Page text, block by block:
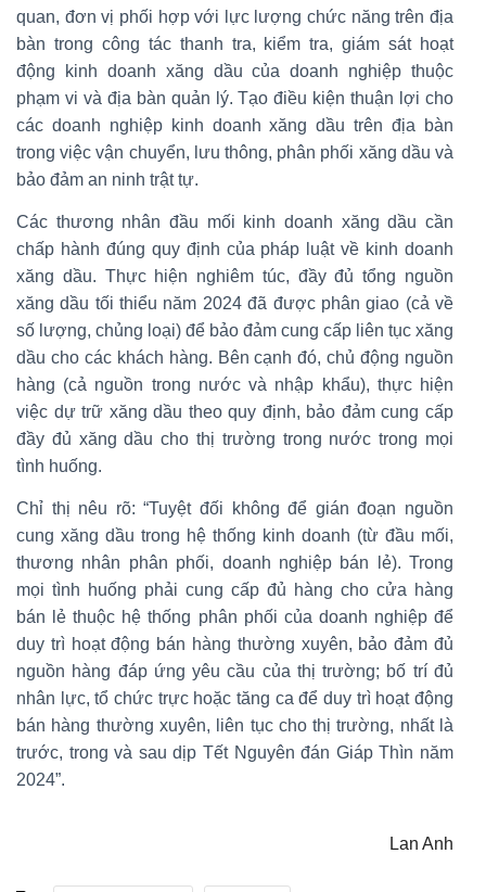
quan, đơn vị phối hợp với lực lượng chức năng trên địa
bàn trong công tác thanh tra, kiểm tra, giám sát hoạt
động kinh doanh xăng dầu của doanh nghiệp thuộc
phạm vi và địa bàn quản lý. Tạo điều kiện thuận lợi cho
các doanh nghiệp kinh doanh xăng dầu trên địa bàn
trong việc vận chuyển, lưu thông, phân phối xăng dầu và
bảo đảm an ninh trật tự.
Các thương nhân đầu mối kinh doanh xăng dầu cần
chấp hành đúng quy định của pháp luật về kinh doanh
xăng dầu. Thực hiện nghiêm túc, đầy đủ tổng nguồn
xăng dầu tối thiểu năm 2024 đã được phân giao (cả về
số lượng, chủng loại) để bảo đảm cung cấp liên tục xăng
dầu cho các khách hàng. Bên cạnh đó, chủ động nguồn
hàng (cả nguồn trong nước và nhập khẩu), thực hiện
việc dự trữ xăng dầu theo quy định, bảo đảm cung cấp
đầy đủ xăng dầu cho thị trường trong nước trong mọi
tình huống.
Chỉ thị nêu rõ: “Tuyệt đối không để gián đoạn nguồn
cung xăng dầu trong hệ thống kinh doanh (từ đầu mối,
thương nhân phân phối, doanh nghiệp bán lẻ). Trong
mọi tình huống phải cung cấp đủ hàng cho cửa hàng
bán lẻ thuộc hệ thống phân phối của doanh nghiệp để
duy trì hoạt động bán hàng thường xuyên, bảo đảm đủ
nguồn hàng đáp ứng yêu cầu của thị trường; bố trí đủ
nhân lực, tổ chức trực hoặc tăng ca để duy trì hoạt động
bán hàng thường xuyên, liên tục cho thị trường, nhất là
trước, trong và sau dịp Tết Nguyên đán Giáp Thìn năm
2024”.
Lan Anh